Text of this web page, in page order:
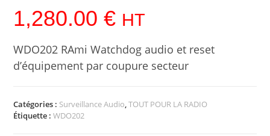
1,280.00€ HT
WDO202 RAmi Watchdog audio et reset
d’équipement par coupure secteur
Catégories : Surveillance Audio,TOUT POUR LA RADIO
Étiquette :WDO202